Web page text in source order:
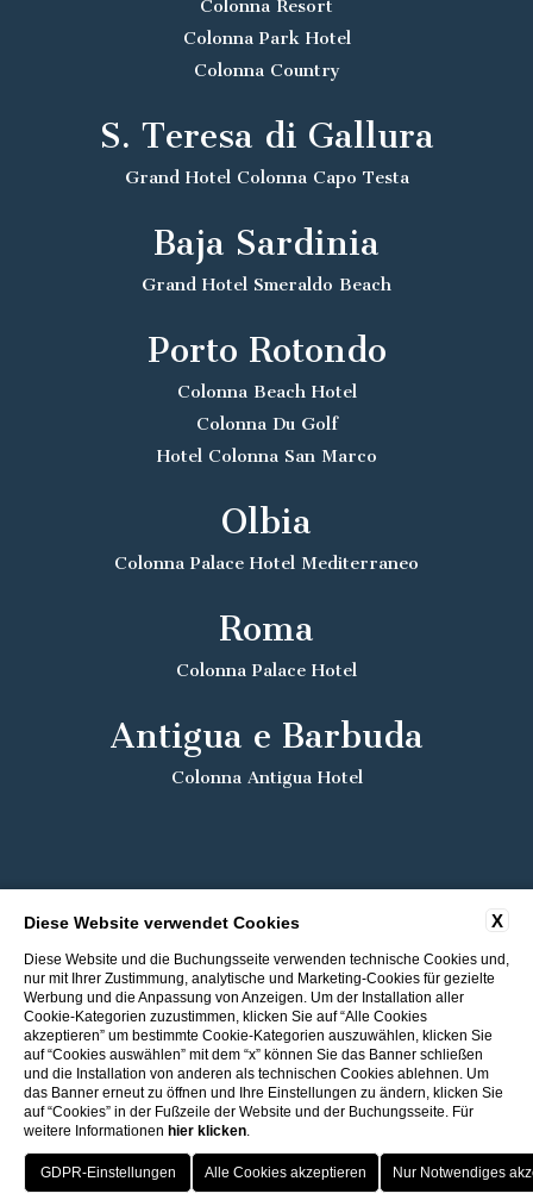
Rückkehr zu den ITI Hotels
Porto Cervo - Colonna Resort
S. Teresa di Gallura - Grand Hotel Colonna Capo Testa
Bester Preis
HOTEL OFFERTE VANTAGGI PRENOTA
Colonna Resort
Colonna Park Hotel
Colonna Country
S. Teresa di Gallura
Grand Hotel Colonna Capo Testa
Baja Sardinia
Grand Hotel Smeraldo Beach
Porto Rotondo
Colonna Beach Hotel
Colonna Du Golf
Hotel Colonna San Marco
Olbia
Colonna Palace Hotel Mediterraneo
Roma
Colonna Palace Hotel
Antigua e Barbuda
Colonna Antigua Hotel
X
Diese Website verwendet Cookies
Diese Website und die Buchungsseite verwenden technische Cookies und,
nur mit Ihrer Zustimmung, analytische und Marketing-Cookies für gezielte
Werbung und die Anpassung von Anzeigen. Um der Installation aller
Cookie-Kategorien zuzustimmen, klicken Sie auf “Alle Cookies
akzeptieren” um bestimmte Cookie-Kategorien auszuwählen, klicken Sie
auf “Cookies auswählen” mit dem “x” können Sie das Banner schließen
und die Installation von anderen als technischen Cookies ablehnen. Um
das Banner erneut zu öffnen und Ihre Einstellungen zu ändern, klicken Sie
auf “Cookies” in der Fußzeile der Website und der Buchungsseite. Für
weitere Informationen hier klicken.